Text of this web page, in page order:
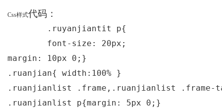
Css样式代码：
margin: 10px 0;}
.ruanjian{ width:100% }
.ruanjianlist .frame,.ruanjianlist .frame-
.ruanjianlist p{margin: 5px 0;}